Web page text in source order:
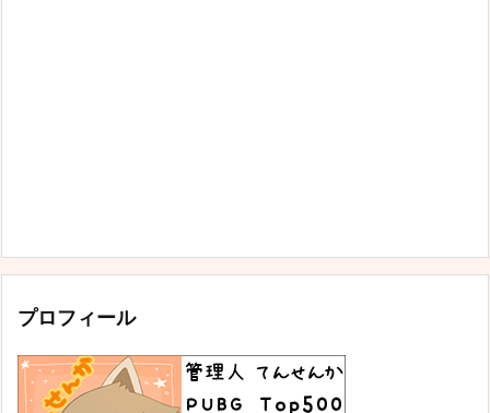
プロフィール